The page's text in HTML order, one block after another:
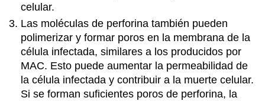
celular.
Las moléculas de perforina también pueden
polimerizar y formar poros en la membrana de la
célula infectada, similares a los producidos por
MAC. Esto puede aumentar la permeabilidad de
la célula infectada y contribuir a la muerte celular.
Si se forman suficientes poros de perforina, la